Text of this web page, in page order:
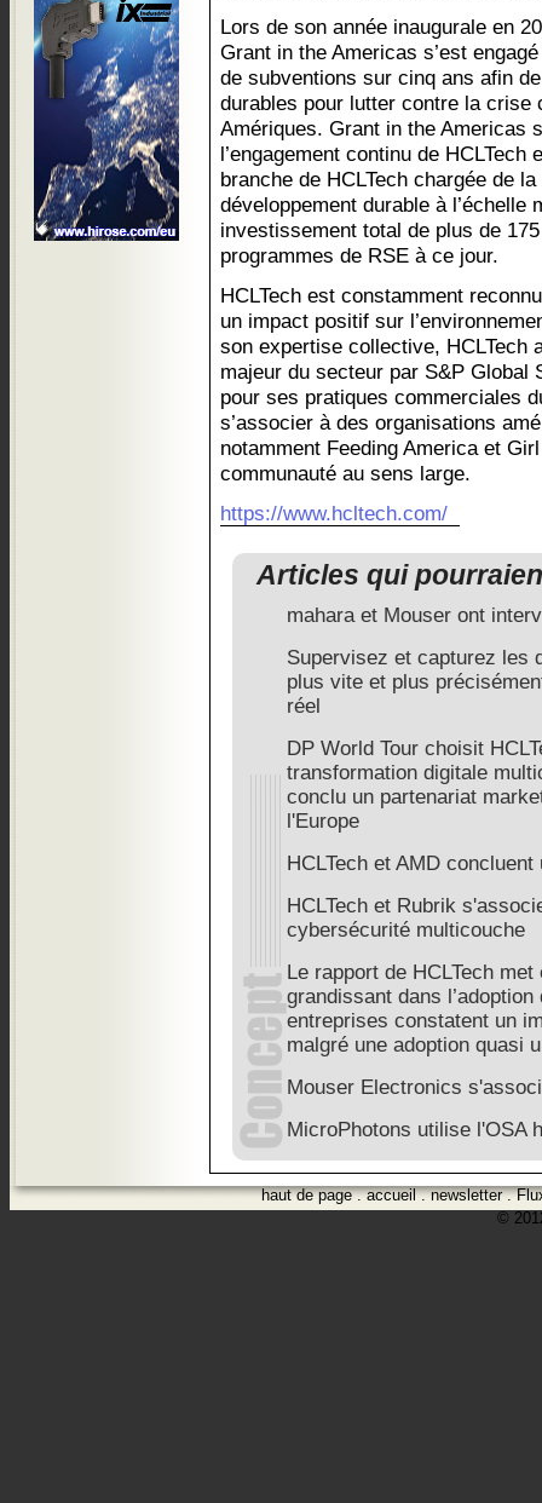
Lors de son année inaugurale en
Grant in the Americas s’est
de subventions sur cinq ans afin
durables pour lutter contre la crise
Amériques. Grant in the Americas
l’engagement continu de HCLTech
branche de HCLTech chargée de
développement durable à l’échelle
investissement total de plus de
programmes de RSE à ce jour.
HCLTech est constamment
un impact positif sur
son expertise collective, HCLTech
majeur du secteur par S&P Global
pour ses pratiques commerciales
s’associer à des organisations
notamment Feeding America et
communauté au sens large.
https://www.hcltech.com/
Articles qui
mahara et Mouser ont
Supervisez et capturez les
plus vite et plus
réel
DP World Tour choisit
transformation digitale
conclu un partenariat
l'Europe
HCLTech et AMD
HCLTech et Rubrik
cybersécurité multicouche
Le rapport de HCLTech
grandissant dans
entreprises constatent un
malgré une adoption quasi
Mouser Electronics
MicroPhotons utilise l'OSA
haut de page.accueil.newsletter.
©